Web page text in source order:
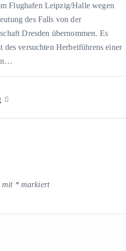
Flughafen Leipzig/Halle wegen
des Falls von der
Dresden übernommen. Es
des versuchten Herbeiführens einer
mit *markiert